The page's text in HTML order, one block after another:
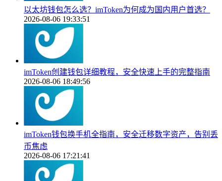
以太坊钱包怎么选？imToken为何成为国内用户首选？
2026-08-06 19:33:51
imToken创建钱包详细教程，安全快速上手的完整指南
2026-08-06 18:49:56
imToken钱包换手机全指南，安全迁移数字资产，告别丢
币焦虑
2026-08-06 17:21:41